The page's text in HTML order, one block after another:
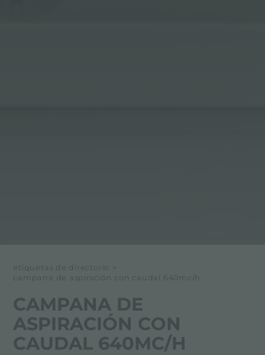
etiquetas de directorio
>
campana de aspiración con caudal 640mc/h
CAMPANA DE
ASPIRACIÓN CON
CAUDAL 640MC/H